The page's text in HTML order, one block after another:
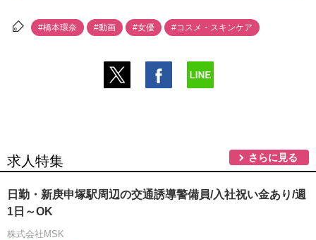
#橋本環奈 #動画 #女優 #コスメ・スキンケア
求人特集 さらに見る
日勤・新庚申塚駅周辺の交通誘導警備員/入社祝い金あり/週
1日～OK
株式会社MSK